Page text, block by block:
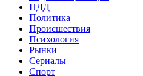
ПДД
Политика
Происшествия
Психология
Рынки
Сериалы
Спорт